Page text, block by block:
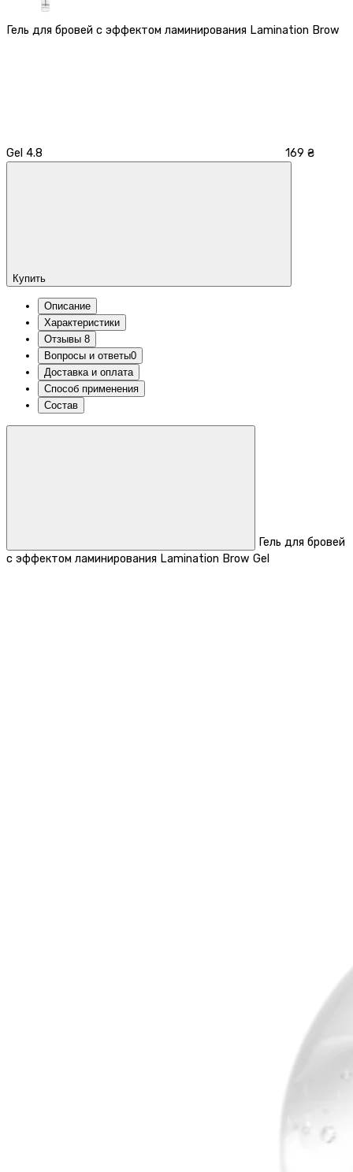
Гель для бровей с эффектом ламинирования Lamination Brow
Gel 4.8 169 ₴
Купить
Описание
Характеристики
Отзывы 8
Вопросы и ответы0
Доставка и оплата
Способ применения
Состав
Гель для бровей
с эффектом ламинирования Lamination Brow Gel